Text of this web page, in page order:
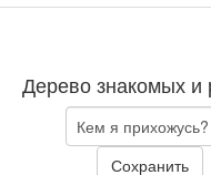
Дерево знакомых и
Сохранить